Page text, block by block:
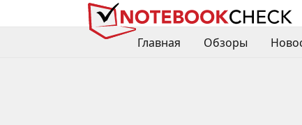
Главная
Обзоры